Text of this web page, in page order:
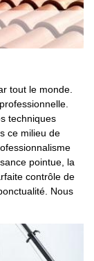
tout le monde.
techniques
ce milieu de
pointue, la
contrôle de
Nous